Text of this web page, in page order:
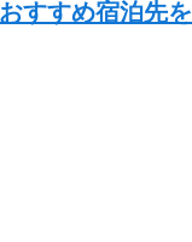
すすめ宿泊先